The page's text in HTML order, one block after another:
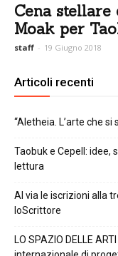
Cena
Moak per
staff - 19 Giugno 2018
Articoli recenti
“Aletheia. L’arte che si
Taobuk e Cepell: idee,
lettura
Al via le iscrizioni alla
IoScrittore
LO SPAZIO DELLE